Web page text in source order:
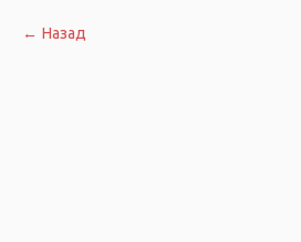
Назад